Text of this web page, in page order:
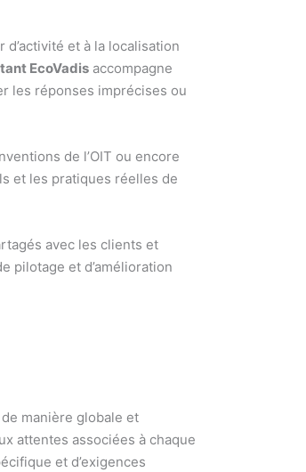
et à la localisation
EcoVadis accompagne
les réponses imprécises ou
de l’OIT ou encore
et les pratiques réelles de
avec les clients et
pilotage et d’amélioration
manière globale et
attentes associées à chaque
et d’exigences